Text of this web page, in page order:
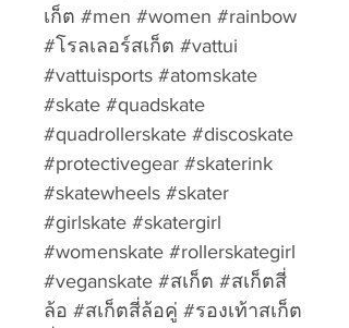
เก็ต #men #women #rainbow
#โรลเลอร์สเก็ต #vattui
#vattuisports #atomskate
#skate #quadskate
#quadrollerskate #discoskate
#protectivegear #skaterink
#skatewheels #skater
#girlskate #skatergirl
#womenskate #rollerskategirl
#veganskate #สเก็ต #สเก็ตสี่
ล้อ #สเก็ตสี่ล้อคู่ #รองเท้าสเก็ต